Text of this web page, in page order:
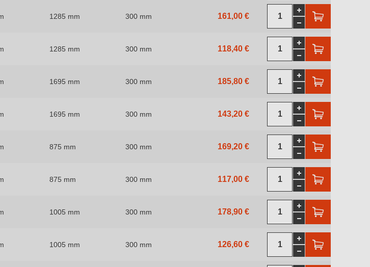
1285 mm 300 mm 161,00 €
1285 mm 300 mm 118,40 €
1695 mm 300 mm 185,80 €
1695 mm 300 mm 143,20 €
875 mm 300 mm 169,20 €
875 mm 300 mm 117,00 €
1005 mm 300 mm 178,90 €
1005 mm 300 mm 126,60 €